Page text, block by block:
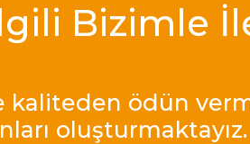
Bizimle
kaliteden ödün
oluşturmaktayız.